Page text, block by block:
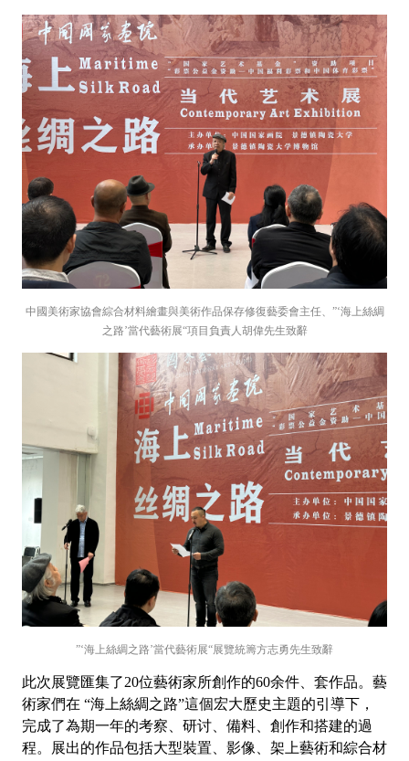
中國美術家協會綜合材料繪畫與美術作品保存修復藝委會主任、”‘海上絲綢
之路’當代藝術展“項目負責人胡偉先生致辭
”‘海上絲綢之路’當代藝術展“展覽統籌方志勇先生致辭
此次展覽匯集了20位藝術家所創作的60余件、套作品。藝
術家們在 “海上絲綢之路”這個宏大歷史主題的引導下，
完成了為期一年的考察、研讨、備料、創作和搭建的過
程。展出的作品包括大型裝置、影像、架上藝術和綜合材